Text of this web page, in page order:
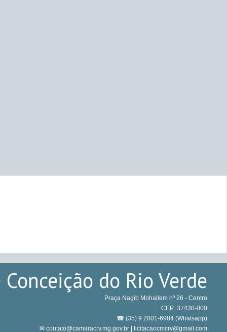
do Rio Verde
Praça Nagib Mohallem nº 26 - Centro
CEP: 37430-000
☎ (35) 9 2001-6984 (Whatsapp)
✉ contato@camaracrv.mg.gov.br | licitacaocmcrv@gmail.com